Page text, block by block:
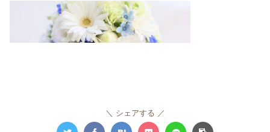
シェアする